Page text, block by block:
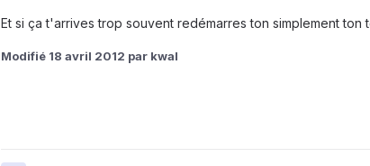
Et si ça t'arrives trop souvent redémarres ton simplement ton
Modifié 18 avril 2012 par kwal